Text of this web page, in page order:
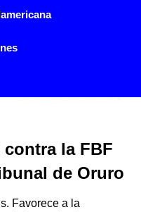
la FBF
de Oruro
Favorece a la